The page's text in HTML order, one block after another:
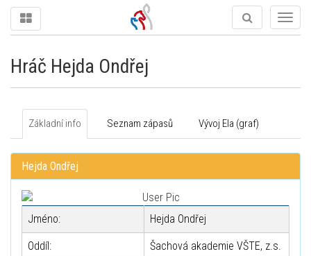
Hráč Hejda Ondřej
Základní info Seznam zápasů Vývoj Ela (graf)
Hejda Ondřej
Jméno: Hejda Ondřej
Oddíl: Šachová akademie VŠTE, z.s.